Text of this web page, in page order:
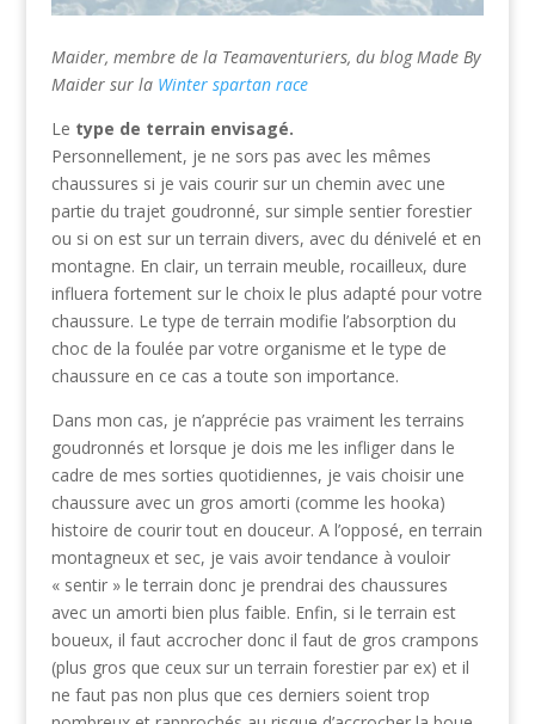
Maider, membre de la Teamaventuriers, du blog Made By
Maider sur la Winter spartan race
Le type de terrain envisagé.
Personnellement, je ne sors pas avec les mêmes
chaussures si je vais courir sur un chemin avec une
partie du trajet goudronné, sur simple sentier forestier
ou si on est sur un terrain divers, avec du dénivelé et en
montagne. En clair, un terrain meuble, rocailleux, dure
influera fortement sur le choix le plus adapté pour votre
chaussure. Le type de terrain modifie l’absorption du
choc de la foulée par votre organisme et le type de
chaussure en ce cas a toute son importance.
Dans mon cas, je n’apprécie pas vraiment les terrains
goudronnés et lorsque je dois me les infliger dans le
cadre de mes sorties quotidiennes, je vais choisir une
chaussure avec un gros amorti (comme les hooka)
histoire de courir tout en douceur. A l’opposé, en terrain
montagneux et sec, je vais avoir tendance à vouloir
« sentir » le terrain donc je prendrai des chaussures
avec un amorti bien plus faible. Enfin, si le terrain est
boueux, il faut accrocher donc il faut de gros crampons
(plus gros que ceux sur un terrain forestier par ex) et il
ne faut pas non plus que ces derniers soient trop